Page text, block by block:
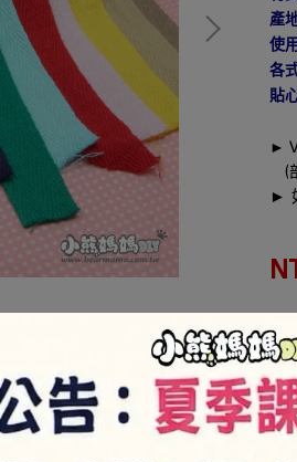
產
使
各
貼
►
(
►
商
供
顏